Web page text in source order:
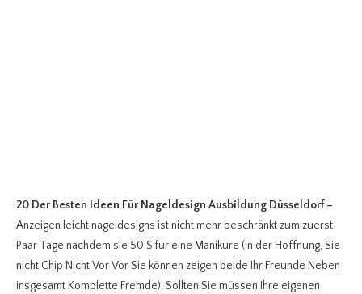
20 Der Besten Ideen Für Nageldesign Ausbildung Düsseldorf –
Anzeigen leicht nageldesigns ist nicht mehr beschränkt zum zuerst
Paar Tage nachdem sie 50 $ für eine Maniküre (in der Hoffnung, Sie
nicht Chip Nicht Vor Vor Sie können zeigen beide Ihr Freunde Neben
insgesamt Komplette Fremde). Sollten Sie müssen Ihre eigenen